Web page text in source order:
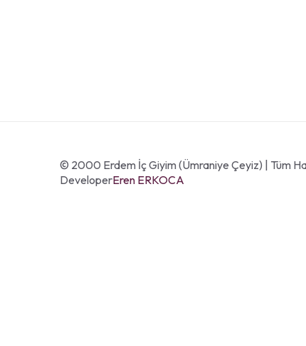
© 2000 Erdem İç Giyim (Ümraniye Çeyiz) | Tüm
DeveloperEren ERKOCA